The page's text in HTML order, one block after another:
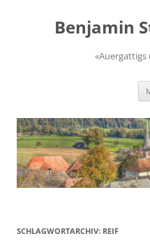
springenBenjamin
«Auergattigs
SCHLAGWORTARCHIV: REIF